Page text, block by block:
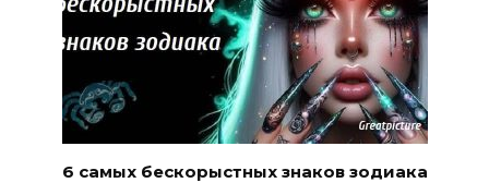
6 самых бескорыстных знаков зодиака